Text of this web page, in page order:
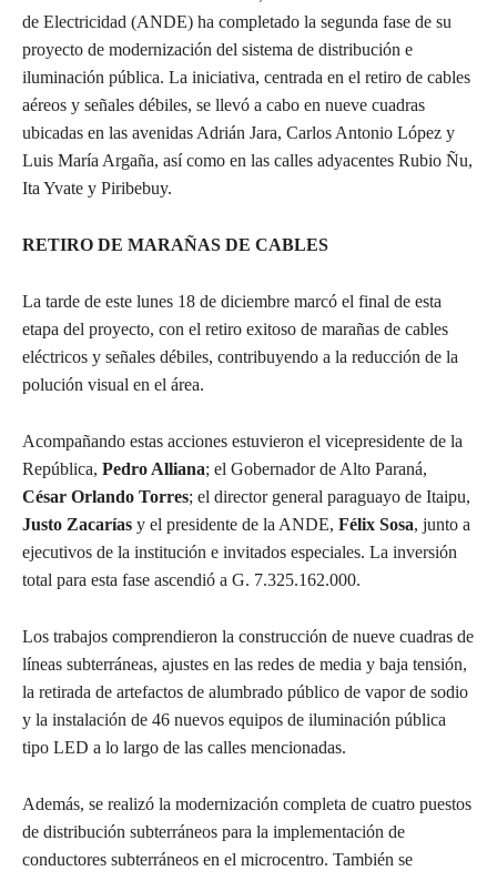
de Electricidad (ANDE) ha completado la segunda fase de su
proyecto de modernización del sistema de distribución e
iluminación pública. La iniciativa, centrada en el retiro de cables
aéreos y señales débiles, se llevó a cabo en nueve cuadras
ubicadas en las avenidas Adrián Jara, Carlos Antonio López y
Luis María Argaña, así como en las calles adyacentes Rubio Ñu,
Ita Yvate y Piribebuy.
RETIRO DE MARAÑAS DE CABLES
La tarde de este lunes 18 de diciembre marcó el final de esta
etapa del proyecto, con el retiro exitoso de marañas de cables
eléctricos y señales débiles, contribuyendo a la reducción de la
polución visual en el área.
Acompañando estas acciones estuvieron el vicepresidente de la
República, Pedro Alliana; el Gobernador de Alto Paraná,
César Orlando Torres; el director general paraguayo de Itaipu,
Justo Zacarías y el presidente de la ANDE, Félix Sosa, junto a
ejecutivos de la institución e invitados especiales. La inversión
total para esta fase ascendió a G. 7.325.162.000.
Los trabajos comprendieron la construcción de nueve cuadras de
líneas subterráneas, ajustes en las redes de media y baja tensión,
la retirada de artefactos de alumbrado público de vapor de sodio
y la instalación de 46 nuevos equipos de iluminación pública
tipo LED a lo largo de las calles mencionadas.
Además, se realizó la modernización completa de cuatro puestos
de distribución subterráneos para la implementación de
conductores subterráneos en el microcentro. También se